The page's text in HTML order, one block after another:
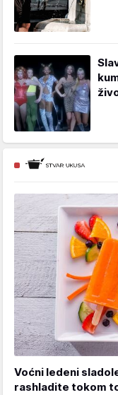
Voćni ledeni
rashladite tokom